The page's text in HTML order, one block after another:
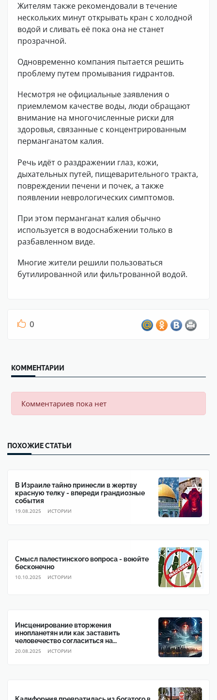
Жителям также рекомендовали в течение
нескольких минут открывать кран с холодной
водой и сливать её пока она не станет
прозрачной.
Одновременно компания пытается решить
проблему путем промывания гидрантов.
Несмотря не официальные заявления о
приемлемом качестве воды, люди обращают
внимание на многочисленные риски для
здоровья, связанные с концентрированным
перманганатом калия.
Речь идёт о раздражении глаз, кожи,
дыхательных путей, пищеварительного тракта,
повреждении печени и почек, а также
появлении неврологических симптомов.
При этом перманганат калия обычно
используется в водоснабжении только в
разбавленном виде.
Многие жители решили пользоваться
бутилированной или фильтрованной водой.
0
КОММЕНТАРИИ
Комментариев пока нет
ПОХОЖИЕ СТАТЬИ
В Израиле тайно принесли в жертву
красную телку - впереди грандиозные
события
19.08.2025 ИСТОРИИ
Смысл палестинского вопроса - воюйте
бесконечно
10.10.2025 ИСТОРИИ
Инсценирование вторжения
инопланетян или как заставить
человечество согласиться на
глобальное правительство
20.08.2025 ИСТОРИИ